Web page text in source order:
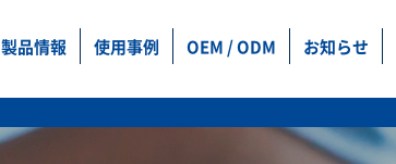
製品情報 使用事例 OEM / ODM お知らせ